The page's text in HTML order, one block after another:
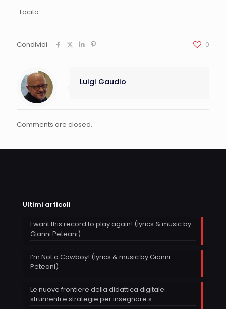
Tacito
Condividi 0
Luigi Gaudio
Comments are closed.
Ultimi articoli
I want this record to play again! (lyrics & music by
Gianni Peteani)
I’m Not a Cowboy! (lyrics & music by Gianni
Peteani)
Le nuove frontiere della didattica digitale:
strumenti e strategie per insegnare s…